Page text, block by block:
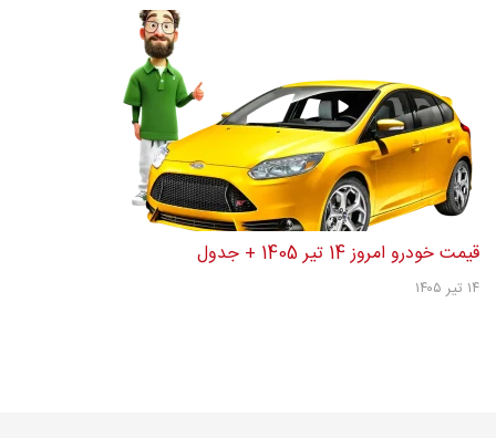
قیمت خودرو امروز 14 تیر 1405 + جدول
۱۴ تیر ۱۴۰۵